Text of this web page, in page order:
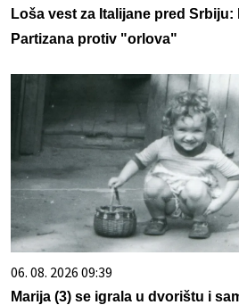
Loša vest za Italijane pred
Partizana protiv "orlova"
06. 08. 2026 09:39
Marija (3) se igrala u dvorištu i